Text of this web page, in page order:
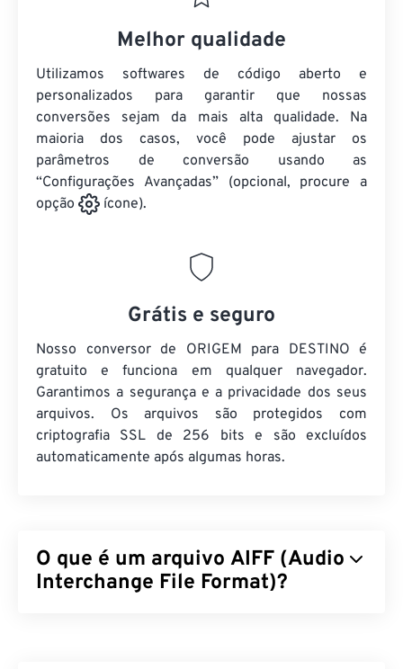
Melhor qualidade
Utilizamos softwares de código aberto e
personalizados para garantir que nossas
conversões sejam da mais alta qualidade. Na
maioria dos casos, você pode ajustar os
parâmetros de conversão usando as
“Configurações Avançadas” (opcional, procure a
opção
ícone).
Grátis e seguro
Nosso conversor de ORIGEM para DESTINO é
gratuito e funciona em qualquer navegador.
Garantimos a segurança e a privacidade dos seus
arquivos. Os arquivos são protegidos com
criptografia SSL de 256 bits e são excluídos
automaticamente após algumas horas.
O que é um arquivo AIFF (Audio
Interchange File Format)?